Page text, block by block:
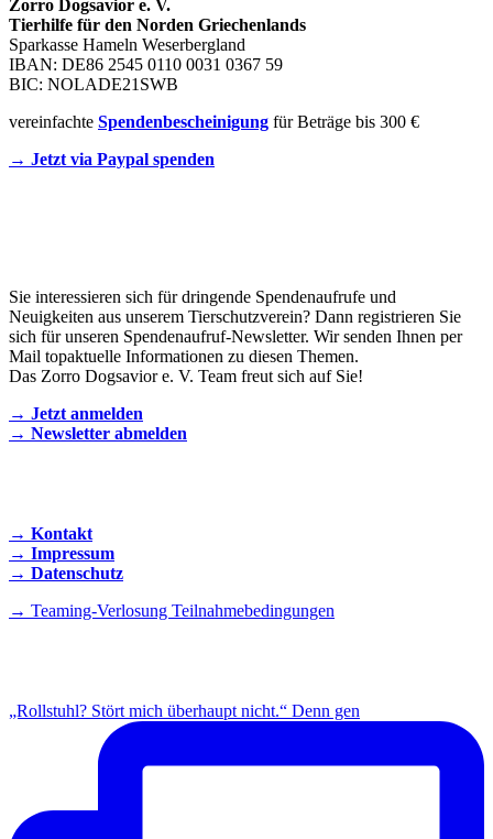
Zorro Dogsavior e. V.
Tierhilfe für den Norden Griechenlands
Sparkasse Hameln Weserbergland
IBAN: DE86 2545 0110 0031 0367 59
BIC: NOLADE21SWB
vereinfachte Spendenbescheinigung für Beträge bis 300 €
→ Jetzt via Paypal spenden
Sie interessieren sich für dringende Spendenaufrufe und
Neuigkeiten aus unserem Tierschutzverein? Dann registrieren Sie
sich für unseren Spendenaufruf-Newsletter. Wir senden Ihnen per
Mail topaktuelle Informationen zu diesen Themen.
Das Zorro Dogsavior e. V. Team freut sich auf Sie!
→ Jetzt anmelden
→ Newsletter abmelden
→ Kontakt
→ Impressum
→ Datenschutz
→ Teaming-Verlosung Teilnahmebedingungen
„Rollstuhl? Stört mich überhaupt nicht.“ Denn gen